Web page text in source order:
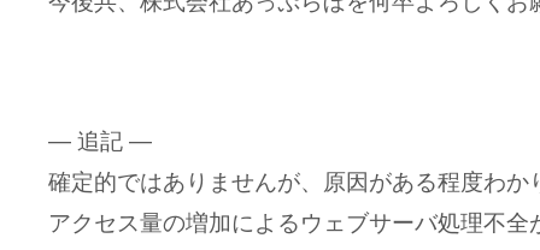
— 追記 —
確定的ではありませんが、原因がある程度わか
アクセス量の増加によるウェブサーバ処理不全